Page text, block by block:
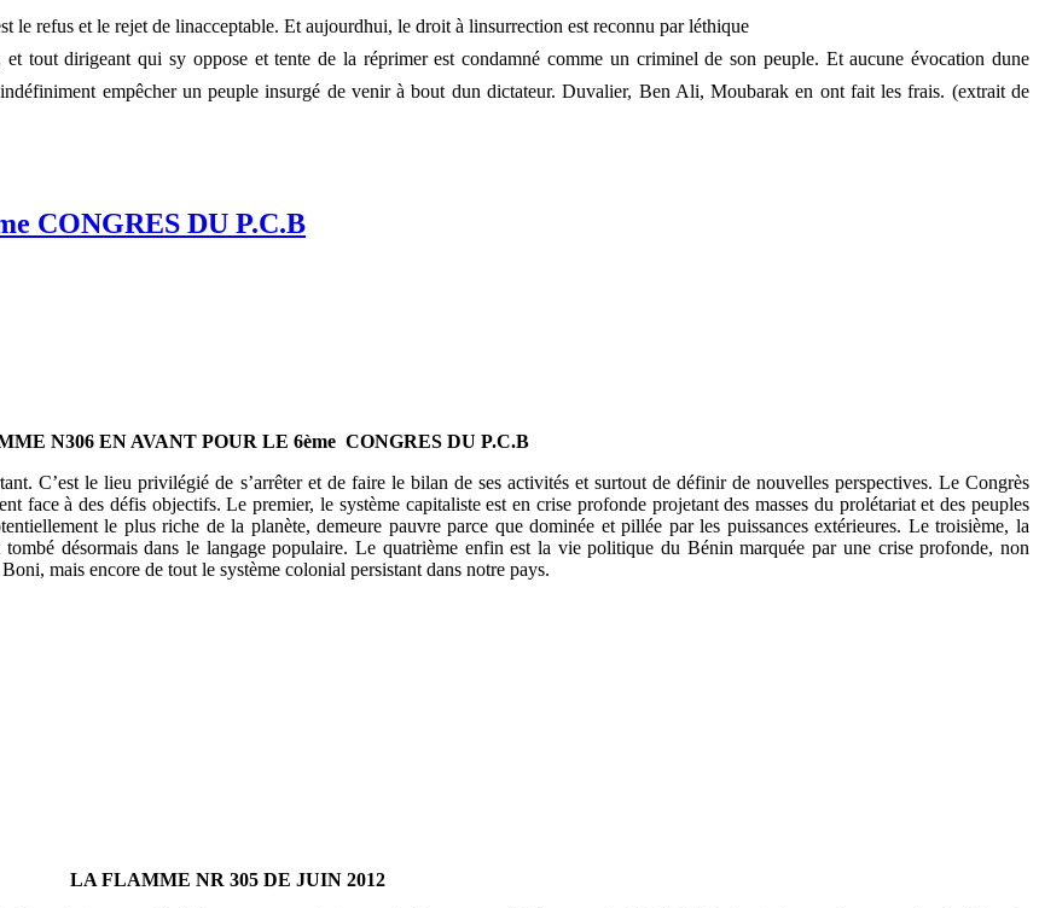
refus et le rejet de linacceptable. Et aujourdhui, le droit à linsurrection est reconnu par léthique
tout dirigeant qui sy oppose et tente de la réprimer est condamné comme un criminel de son peuple. Et aucune évocation dune
empêcher un peuple insurgé de venir à bout dun dictateur. Duvalier, Ben Ali, Moubarak en ont fait les frais. (extrait de
CONGRES DU P.C.B
N306 EN AVANT POUR LE 6ème CONGRES DU P.C.B
C’est le lieu privilégié de s’arrêter et de faire le bilan de ses activités et surtout de définir de nouvelles perspectives. Le Congrès
face à des défis objectifs. Le premier, le système capitaliste est en crise profonde projetant des masses du prolétariat et des peuples
le plus riche de la planète, demeure pauvre parce que dominée et pillée par les puissances extérieures. Le troisième, la
désormais dans le langage populaire. Le quatrième enfin est la vie politique du Bénin marquée par une crise profonde, non
mais encore de tout le système colonial persistant dans notre pays.
LA FLAMME NR 305 DE JUIN 2012